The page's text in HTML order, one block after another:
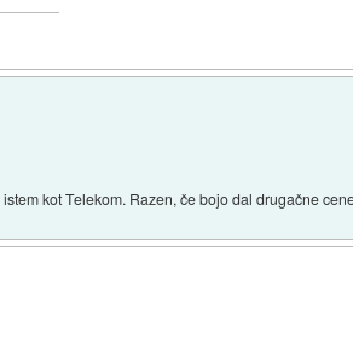
kot Telekom. Razen, če bojo dal drugačne